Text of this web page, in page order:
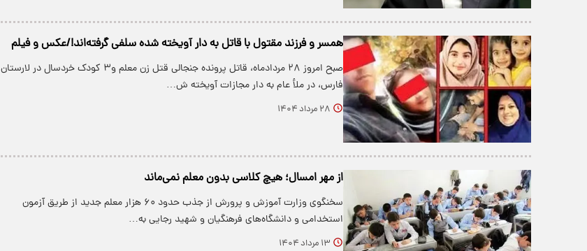
همسر و فرزند مقتول با قاتل به دار‌ آویخته شده سلفی گرفته‌اند!/عکس و فیلم
صبح امروز ۲۸ مردادماه، قاتل پرونده جنجالی قتل زن معلم و۳ کودک خردسال در لارستان
فارس، در ملأ عام به دار مجازات آویخته ش…
۲۸ مرداد ۱۴۰۴
از مهر امسال؛ هیچ کلاسی بدون معلم نمی‌ماند
سخنگوی وزارت آموزش و پرورش از جذب حدود ۶۰ هزار معلم جدید از طریق آزمون
استخدامی و دانشگاه‌های فرهنگیان و شهید رجایی به…
۱۳ مرداد ۱۴۰۴